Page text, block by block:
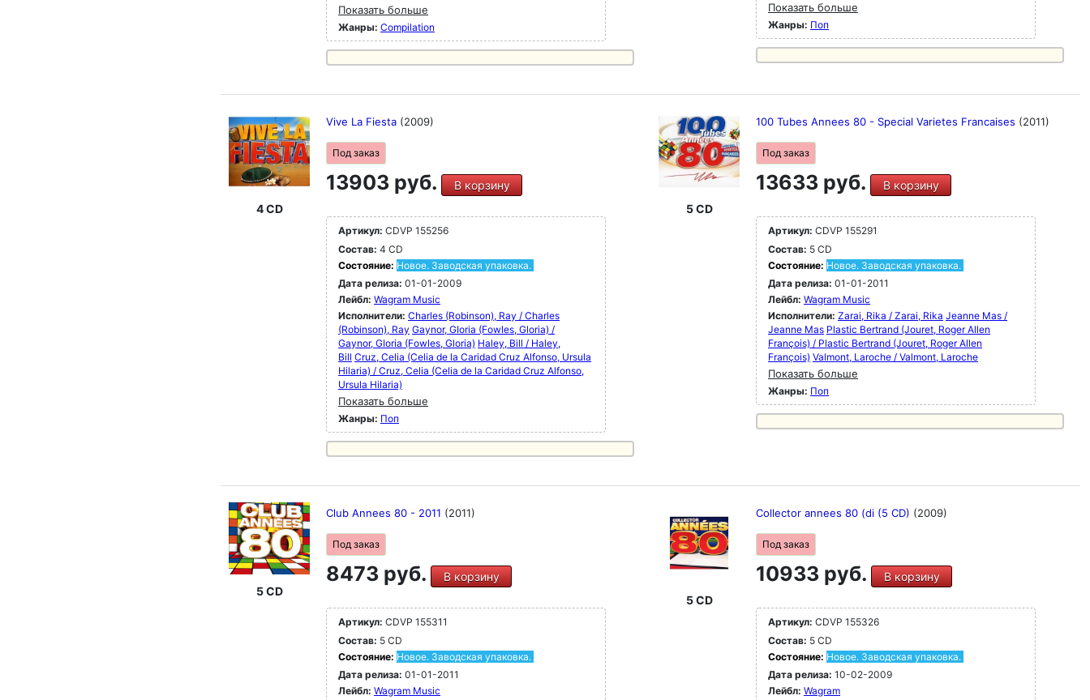
Показать больше
Жанры: Compilation
Показать больше
Жанры: Поп
4 CD
Vive La Fiesta (2009)
Под заказ
13903 руб. В корзину
Артикул: CDVP 155256
Состав: 4 CD
Состояние: Новое. Заводская упаковка.
Дата релиза: 01-01-2009
Лейбл: Wagram Music
Исполнители: Charles (Robinson), Ray / Charles
(Robinson), Ray Gaynor, GIoria (Fowles, Gloria) /
Gaynor, GIoria (Fowles, Gloria) Haley, Bill / Haley,
Bill Cruz, Celia (Celia de la Caridad Cruz Alfonso, Ursula
Hilaria) / Cruz, Celia (Celia de la Caridad Cruz Alfonso,
Ursula Hilaria)
Показать больше
Жанры: Поп
5 CD
100 Tubes Annees 80 - Special Varietes Francaises (2011)
Под заказ
13633 руб. В корзину
Артикул: CDVP 155291
Состав: 5 CD
Состояние: Новое. Заводская упаковка.
Дата релиза: 01-01-2011
Лейбл: Wagram Music
Исполнители: Zarai, Rika / Zarai, Rika Jeanne Mas /
Jeanne Mas Plastic Bertrand (Jouret, Roger Allen
François) / Plastic Bertrand (Jouret, Roger Allen
François) Valmont, Laroche / Valmont, Laroche
Показать больше
Жанры: Поп
5 CD
Club Annees 80 - 2011 (2011)
Под заказ
8473 руб. В корзину
Артикул: CDVP 155311
Состав: 5 CD
Состояние: Новое. Заводская упаковка.
Дата релиза: 01-01-2011
Лейбл: Wagram Music
5 CD
Collector annees 80 (di (5 CD) (2009)
Под заказ
10933 руб. В корзину
Артикул: CDVP 155326
Состав: 5 CD
Состояние: Новое. Заводская упаковка.
Дата релиза: 10-02-2009
Лейбл: Wagram